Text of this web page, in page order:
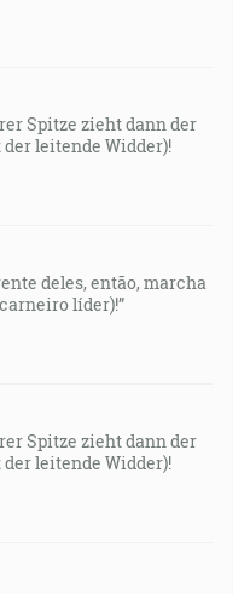
Spitze zieht dann der
leitende Widder)!
deles, então, marcha
líder)!”
Spitze zieht dann der
leitende Widder)!